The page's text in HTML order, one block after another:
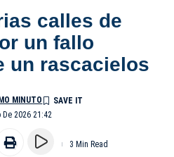
calles de
un fallo
un rascacielos
2026 21:42
MINUTO
3 Min Read